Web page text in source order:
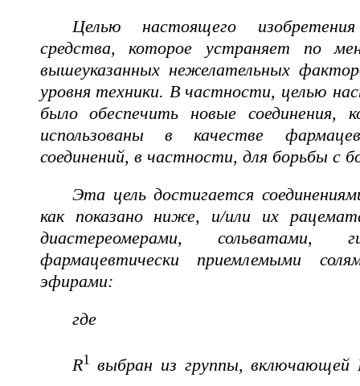
Целью настоящего
средства, которое устраняет по
вышеуказанных нежелательных
уровня техники. В частности, целью
было обеспечить новые
использованы в качестве
соединений, в частности, для борьбы с
Эта цель достигается
как показано ниже, и/или их
диастереомерами,
фармацевтически приемлемыми
эфирами:
где
R1 выбран из группы, включающей